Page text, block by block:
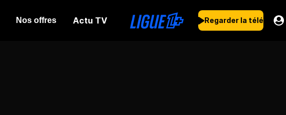
Nos offres Actu TV Regarder la télé